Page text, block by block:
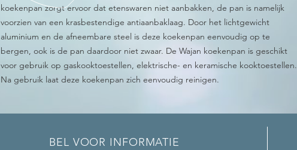
koekenpan zorgt ervoor dat etenswaren niet aanbakken, de pan is namelijk
voorzien van een krasbestendige antiaanbaklaag. Door het lichtgewicht
aluminium en de afneembare steel is deze koekenpan eenvoudig op te
bergen, ook is de pan daardoor niet zwaar. De Wajan koekenpan is geschikt
voor gebruik op gaskooktoestellen, elektrische- en keramische kooktoestellen.
Na gebruik laat deze koekenpan zich eenvoudig reinigen.
BEL VOOR INFORMATIE